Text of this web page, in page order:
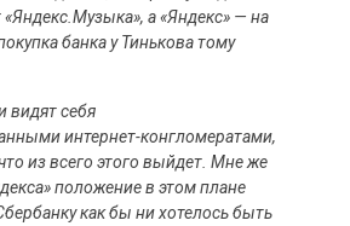
«Яндекс.Музыка», а «Яндекс» — на
банка у Тинькова тому
видят себя
интернет-конгломератами,
из всего этого выйдет. Мне же
положение в этом плане
как бы ни хотелось быть